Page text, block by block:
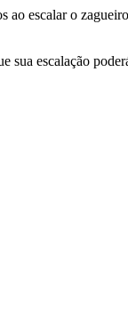
ao escalar o
sua escalação